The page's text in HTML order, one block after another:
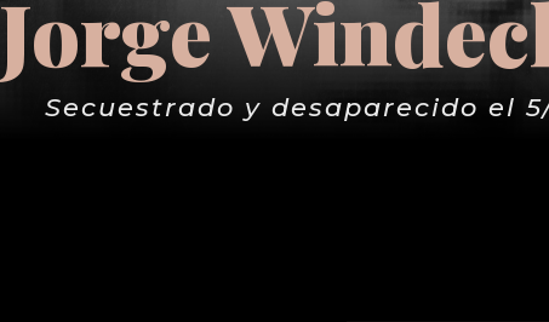
Jorge
Secuestrado y desaparecido el